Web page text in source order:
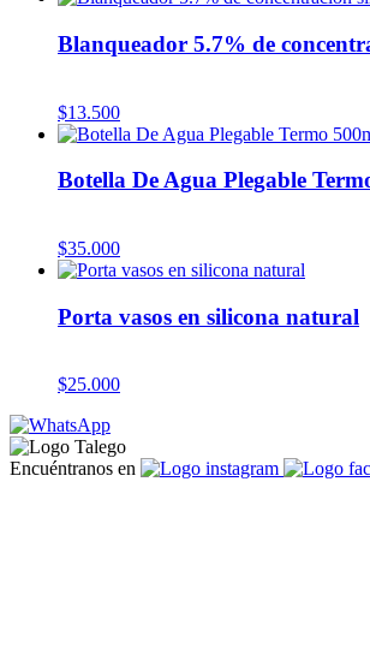
Blanqueador 5.7% de
$13.500
Botella De Agua Plegable
$35.000
Porta vasos en silicona natural
$25.000
Encuéntranos en